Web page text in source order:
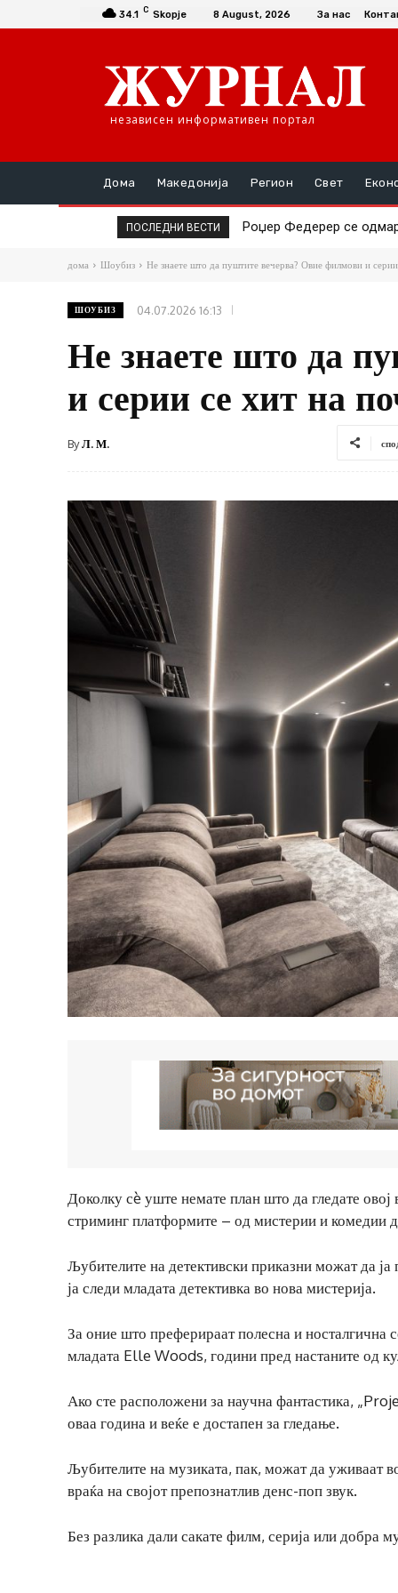
34.1 C Skopje 8 August, 2026 За нас
независен информативен портал
Дома Македонија Регион Свет
ПОСЛЕДНИ ВЕСТИ Роџер Федерер се
Спајдермен зад
дома Шоубиз Не знаете што да пуштите вечерва? Овие филмови и
ШОУБИЗ 04.07.2026 16:13
Не знаете што да
и серии се хит на
ByЛ. М.
Доколку сè уште немате план што да гледате
стриминг платформите – од мистерии и комедии
Љубителите на детективски приказни можат да
ја следи младата детективка во нова мистерија.
За оние што преферираат полесна и
младата Elle Woods, години пред настаните од
Ако сте расположени за научна фантастика,
оваа година и веќе е достапен за гледање.
Љубителите на музиката, пак, можат да уживаат
враќа на својот препознатлив денс-поп звук.
Без разлика дали сакате филм, серија или добра